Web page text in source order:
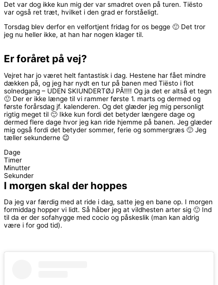
Det var dog ikke kun mig der var smadret oven på turen. Tiësto
var også ret træt, hvilket i den grad er forståeligt.
Torsdag blev derfor en velfortjent fridag for os begge 🙂 Det tror
jeg nu heller ikke, at han har nogen klager til.
Er foråret på vej?
Vejret har jo været helt fantastisk i dag. Hestene har fået mindre
dækken på, og jeg har nydt en tur på banen med Tiësto i flot
solnedgang – UDEN SKIUNDERTØJ PÅ!!!! Og ja det er altså et tegn
🙂 Der er ikke længe til vi rammer første 1. marts og dermed og
første forårsdag jf. kalenderen. Og det glæder jeg mig personligt
rigtig meget til 🙂 Ikke kun fordi det betyder længere dage og
dermed flere dage hvor jeg kan ride hjemme på banen. Jeg glæder
mig også fordi det betyder sommer, ferie og sommergræs 🙂 Jeg
tæller sekunderne 😉
Dage
Timer
Minutter
Sekunder
I morgen skal der hoppes
Da jeg var færdig med at ride i dag, satte jeg en bane op. I morgen
formiddag hopper vi lidt. Så håber jeg at vildhesten arter sig 🙂 Ind
til da er der sofahygge med cocio og påskeslik (man kan aldrig
være i for god tid).